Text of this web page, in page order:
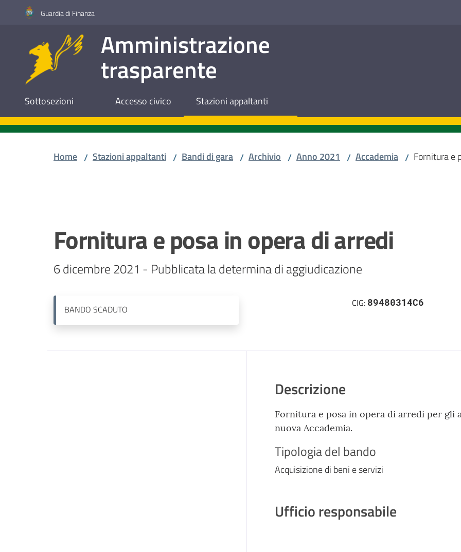
Vai al contenuto
Vai alla navigazione
Vai al footerGuardia di Finanza
Amministrazione
trasparente
Sottosezioni Accesso civico Stazioni appaltanti
Home / Stazioni appaltanti / Bandi di gara / Archivio / Anno 2021 / Accademia / Fornitura e
Fornitura e posa in opera di arredi
6 dicembre 2021 - Pubblicata la determina di aggiudicazione
BANDO SCADUTO
CIG: 89480314C6
Descrizione
Fornitura e posa in opera di arredi per gli
nuova Accademia.
Tipologia del bando
Acquisizione di beni e servizi
Ufficio responsabile